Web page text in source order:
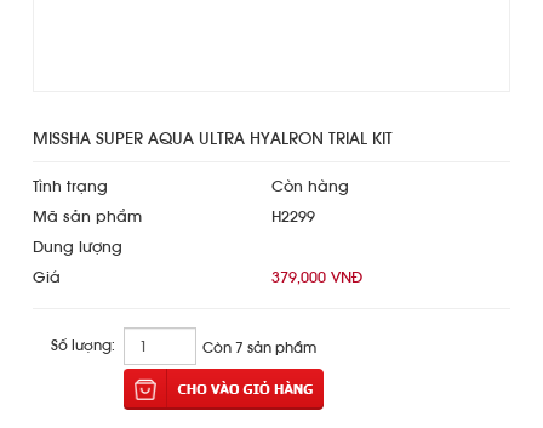
MISSHA SUPER AQUA ULTRA HYALRON TRIAL KIT
Tình trạng
Còn hàng
Mã sản phẩm
H2299
Dung lượng
Giá
379,000 VNĐ
Số lượng: Còn 7 sản phẩm